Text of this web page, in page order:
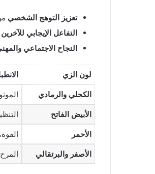
تعزيز التوهج الشخصي
التفاعل الإيجابي للآخرين
النجاح الاجتماعي
لون الزي
الكحلي والرمادي
الأبيض الفاتح
الأحمر
الأصفر والبرتقالي